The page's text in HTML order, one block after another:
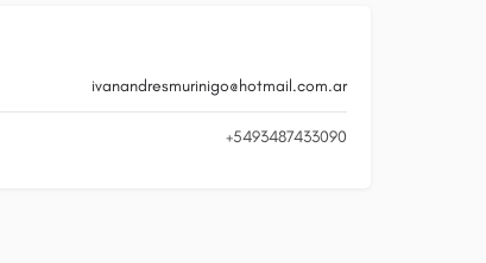
ivanandresmurinigo@hotmail.com.ar
+5493487433090